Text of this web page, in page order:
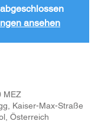
ansehen
MEZ
Kaiser-Max-Straße
Österreich